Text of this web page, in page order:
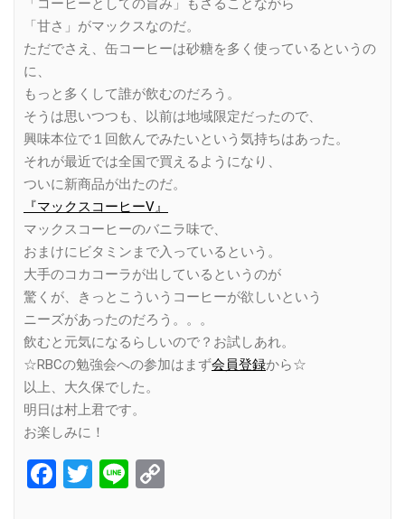
「コーヒーとしての旨み」もさることながら
「甘さ」がマックスなのだ。
ただでさえ、缶コーヒーは砂糖を多く使っているというの
に、
もっと多くして誰が飲むのだろう。
そうは思いつつも、以前は地域限定だったので、
興味本位で１回飲んでみたいという気持ちはあった。
それが最近では全国で買えるようになり、
ついに新商品が出たのだ。
『マックスコーヒーV』
マックスコーヒーのバニラ味で、
おまけにビタミンまで入っているという。
大手のコカコーラが出しているというのが
驚くが、きっとこういうコーヒーが欲しいという
ニーズがあったのだろう。。。
飲むと元気になるらしいので？お試しあれ。
☆RBCの勉強会への参加はまず会員登録から☆
以上、大久保でした。
明日は村上君です。
お楽しみに！
Facebook
Twitter
Line